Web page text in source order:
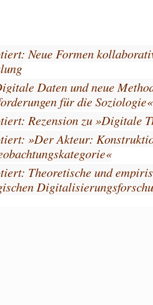
Neue Formen
Daten und neue
für die Soziologie«
Rezension zu »Digitale
»Der Akteur:
Theoretische und